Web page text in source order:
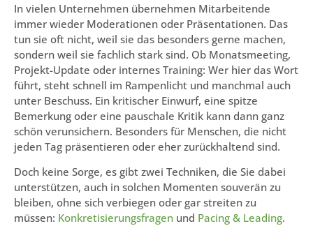
In vielen Unternehmen übernehmen Mitarbeitende
immer wieder Moderationen oder Präsentationen. Das
tun sie oft nicht, weil sie das besonders gerne machen,
sondern weil sie fachlich stark sind. Ob Monatsmeeting,
Projekt-Update oder internes Training: Wer hier das Wort
führt, steht schnell im Rampenlicht und manchmal auch
unter Beschuss. Ein kritischer Einwurf, eine spitze
Bemerkung oder eine pauschale Kritik kann dann ganz
schön verunsichern. Besonders für Menschen, die nicht
jeden Tag präsentieren oder eher zurückhaltend sind.
Doch keine Sorge, es gibt zwei Techniken, die Sie dabei
unterstützen, auch in solchen Momenten souverän zu
bleiben, ohne sich verbiegen oder gar streiten zu
müssen: Konkretisierungsfragen und Pacing & Leading.